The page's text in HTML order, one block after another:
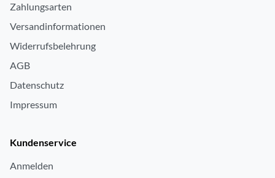
Zahlungsarten
Versandinformationen
Widerrufsbelehrung
AGB
Datenschutz
Impressum
Kundenservice
Anmelden